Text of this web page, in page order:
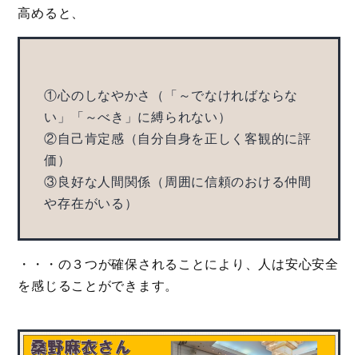
高めると、
①心のしなやかさ（「～でなければならな
い」「～べき」に縛られない）
②自己肯定感（自分自身を正しく客観的に評
価）
③良好な人間関係（周囲に信頼のおける仲間
や存在がいる）
・・・の３つが確保されることにより、人は安心安全
を感じることができます。